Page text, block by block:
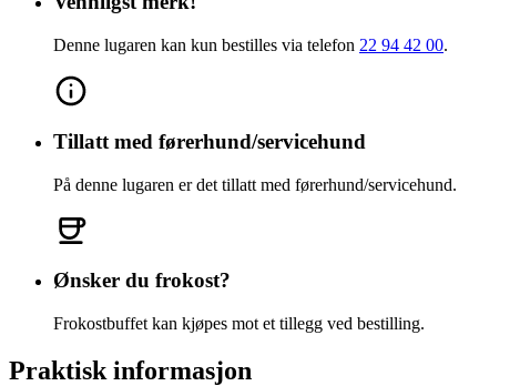
Denne lugaren kan kun bestilles via telefon 22 94 42 00.
Tillatt med førerhund/servicehund
På denne lugaren er det tillatt med førerhund/servicehund.
Ønsker du frokost?
Frokostbuffet kan kjøpes mot et tillegg ved bestilling.
Praktisk informasjon